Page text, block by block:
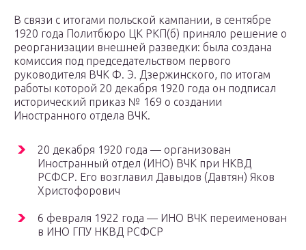
В связи с итогами польской кампании, в сентябре
1920 года Политбюро ЦК РКП(б) приняло решение о
реорганизации внешней разведки: была создана
комиссия под председательством первого
руководителя ВЧК Ф. Э. Дзержинского, по итогам
работы которой 20 декабря 1920 года он подписал
исторический приказ № 169 о создании
Иностранного отдела ВЧК.
20 декабря 1920 года — организован
Иностранный отдел (ИНО) ВЧК при НКВД
РСФСР. Его возглавил Давыдов (Давтян) Яков
Христофорович
6 февраля 1922 года — ИНО ВЧК переименован
в ИНО ГПУ НКВД РСФСР